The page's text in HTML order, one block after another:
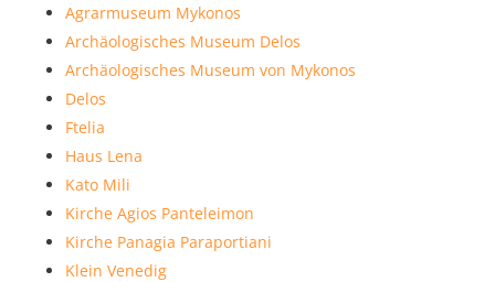
Agrarmuseum Mykonos
Archäologisches Museum Delos
Archäologisches Museum von Mykonos
Delos
Ftelia
Haus Lena
Kato Mili
Kirche Agios Panteleimon
Kirche Panagia Paraportiani
Klein Venedig